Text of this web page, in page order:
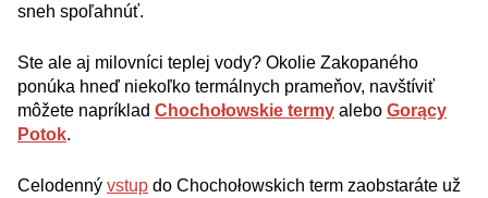
sneh spoľahnúť.
Ste ale aj milovníci teplej vody? Okolie Zakopaného
ponúka hneď niekoľko termálnych prameňov, navštíviť
môžete napríklad Chochołowskie termy alebo Gorący
Potok.
Celodenný vstup do Chochołowskich term zaobstaráte už